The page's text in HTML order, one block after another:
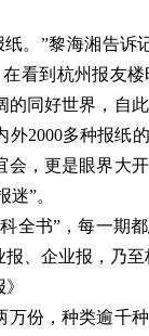
”黎海湘告诉
看到杭州报友
同好世界，自
2000多种报纸
，更是眼界大
”。
书”，每一期
、企业报，乃至
份，种类逾千种